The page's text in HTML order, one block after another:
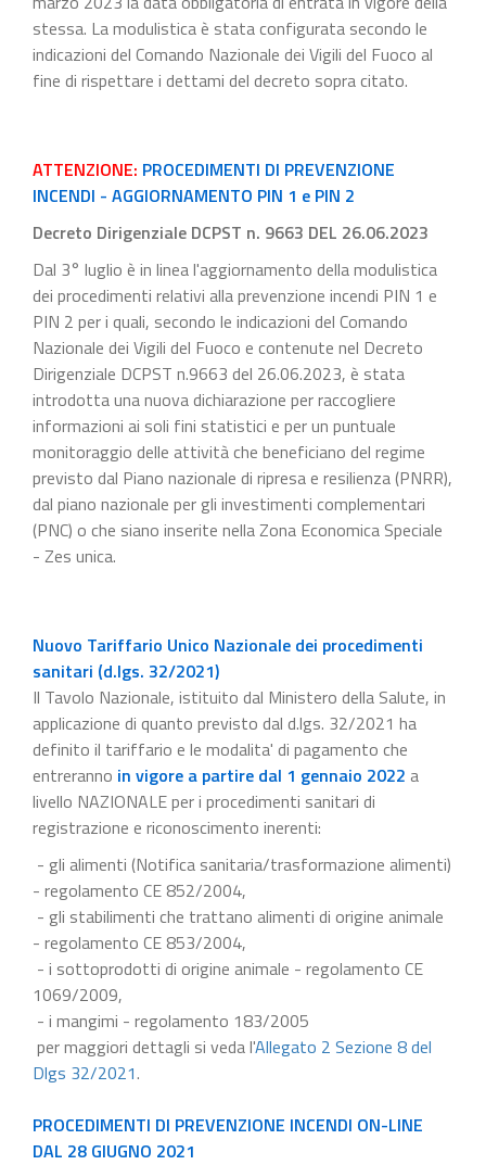
stessa. La modulistica è stata configurata secondo le
indicazioni del Comando Nazionale dei Vigili del Fuoco al
fine di rispettare i dettami del decreto sopra citato.
ATTENZIONE: PROCEDIMENTI DI PREVENZIONE
INCENDI - AGGIORNAMENTO PIN 1 e PIN 2
Decreto Dirigenziale DCPST n. 9663 DEL 26.06.2023
Dal 3° luglio è in linea l'aggiornamento della modulistica
dei procedimenti relativi alla prevenzione incendi PIN 1 e
PIN 2 per i quali, secondo le indicazioni del Comando
Nazionale dei Vigili del Fuoco e contenute nel Decreto
Dirigenziale DCPST n.9663 del 26.06.2023, è stata
introdotta una nuova dichiarazione per raccogliere
informazioni ai soli fini statistici e per un puntuale
monitoraggio delle attività che beneficiano del regime
previsto dal Piano nazionale di ripresa e resilienza (PNRR),
dal piano nazionale per gli investimenti complementari
(PNC) o che siano inserite nella Zona Economica Speciale
- Zes unica.
Nuovo Tariffario Unico Nazionale dei procedimenti
sanitari (d.lgs. 32/2021)
Il Tavolo Nazionale, istituito dal Ministero della Salute, in
applicazione di quanto previsto dal d.lgs. 32/2021 ha
definito il tariffario e le modalita' di pagamento che
entreranno in vigore a partire dal 1 gennaio 2022 a
livello NAZIONALE per i procedimenti sanitari di
registrazione e riconoscimento inerenti:
- gli alimenti (Notifica sanitaria/trasformazione alimenti)
- regolamento CE 852/2004,
- gli stabilimenti che trattano alimenti di origine animale
- regolamento CE 853/2004,
- i sottoprodotti di origine animale - regolamento CE
1069/2009,
- i mangimi - regolamento 183/2005
per maggiori dettagli si veda l'Allegato 2 Sezione 8 del
Dlgs 32/2021.
PROCEDIMENTI DI PREVENZIONE INCENDI ON-LINE
DAL 28 GIUGNO 2021